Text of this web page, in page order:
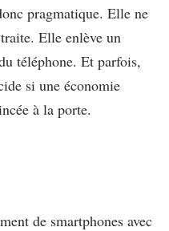
pragmatique. Elle ne
Elle enlève un
téléphone. Et parfois,
si une économie
à la porte.
de smartphones avec